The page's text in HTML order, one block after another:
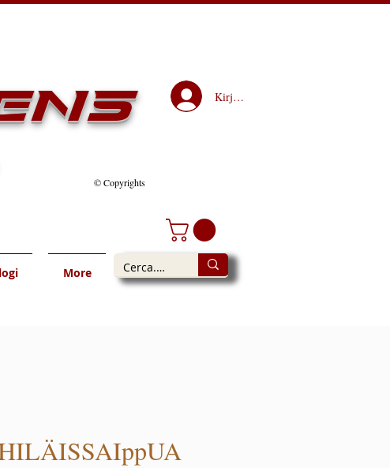
Kirjaudu
© Copyrights
More